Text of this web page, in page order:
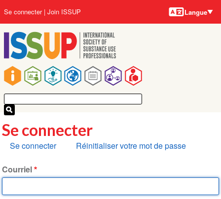
au
contenu
principal
Main
navigation
User
account
menu
Se connecter Join ISSUP Langues
Langue
Se connecter
Onglets
Se connecter Réinitialiser votre mot de passe
Courriel